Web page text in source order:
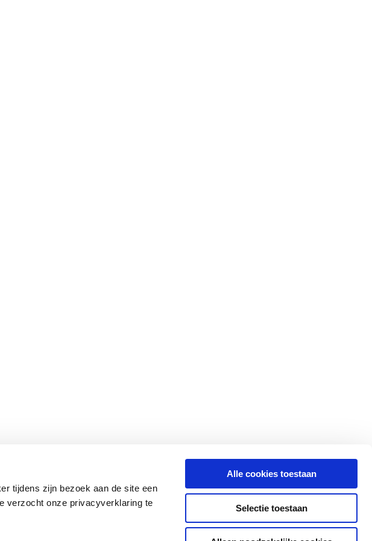
tijdens zijn bezoek aan de site een
verzocht onze privacyverklaring te
Alle cookies toestaan
Selectie toestaan